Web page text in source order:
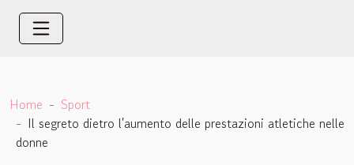
Home
Sport
Il segreto dietro l'aumento delle prestazioni atletiche nelle
donne